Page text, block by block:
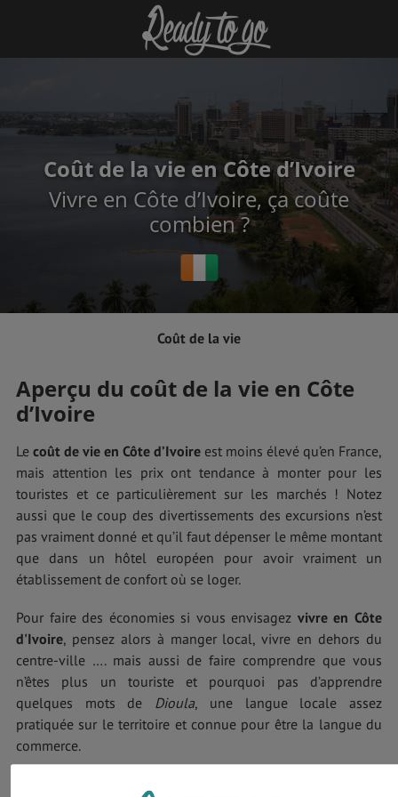
Coût de la vie en Côte d’Ivoire
Vivre en Côte d’Ivoire, ça coûte
combien ?
Coût de la vie
Aperçu du coût de la vie en Côte
d’Ivoire
Le coût de vie en Côte d’Ivoire est moins élevé qu’en France,
mais attention les prix ont tendance à monter pour les
touristes et ce particulièrement sur les marchés ! Notez
aussi que le coup des divertissements des excursions n’est
pas vraiment donné et qu’il faut dépenser le même montant
que dans un hôtel européen pour avoir vraiment un
établissement de confort où se loger.
Pour faire des économies si vous envisagez vivre en Côte
d'Ivoire, pensez alors à manger local, vivre en dehors du
centre-ville …. mais aussi de faire comprendre que vous
n’êtes plus un touriste et pourquoi pas d’apprendre
quelques mots de Dioula, une langue locale assez
pratiquée sur le territoire et connue pour être la langue du
commerce.